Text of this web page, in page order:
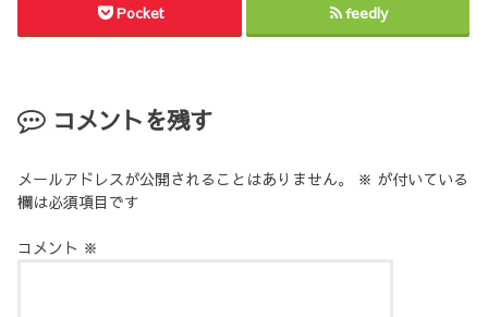
Pocket feedly
コメントを残す
メールアドレスが公開されることはありません。 ※ が付いている
欄は必須項目です
コメント ※